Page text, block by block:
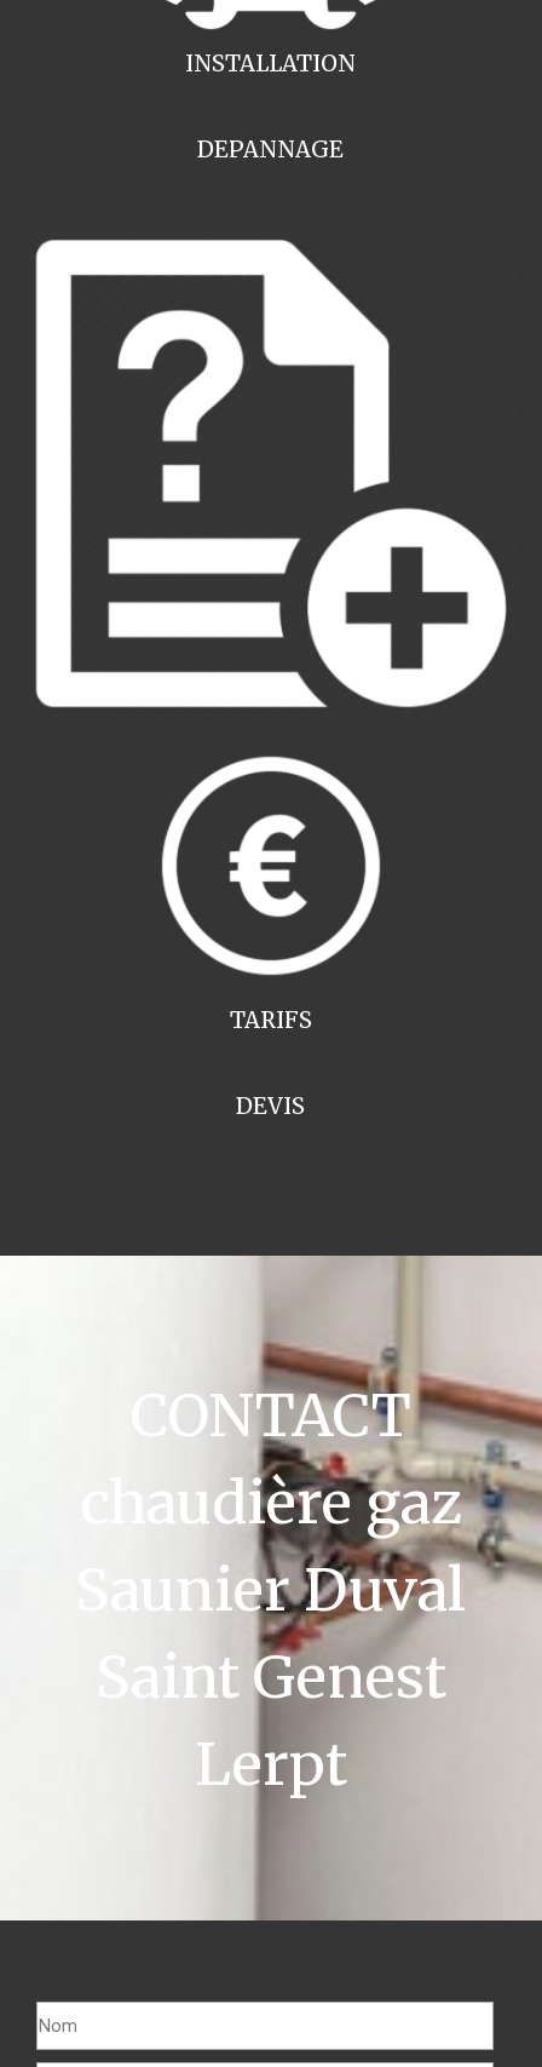
INSTALLATION
DEPANNAGE
TARIFS
DEVIS
CONTACT
chaudière gaz
Saunier Duval
Saint Genest
Lerpt